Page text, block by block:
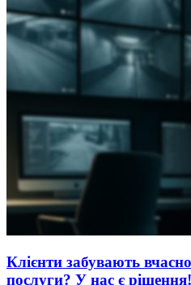
Клієнти забувають
послуги? У нас є рішення!